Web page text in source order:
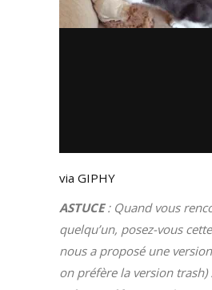
via GIPHY
ASTUCE: Quand vous
quelqu’un, posez-vous
nous a proposé une
on préfère la version trash)